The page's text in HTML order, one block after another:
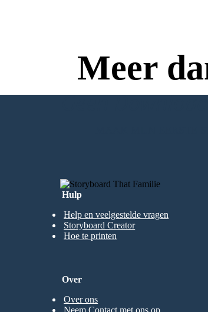
Meer
Geen
Hulp
Help en veelgestelde vragen
Storyboard Creator
Hoe te printen
Over
Over ons
Neem Contact met ons op